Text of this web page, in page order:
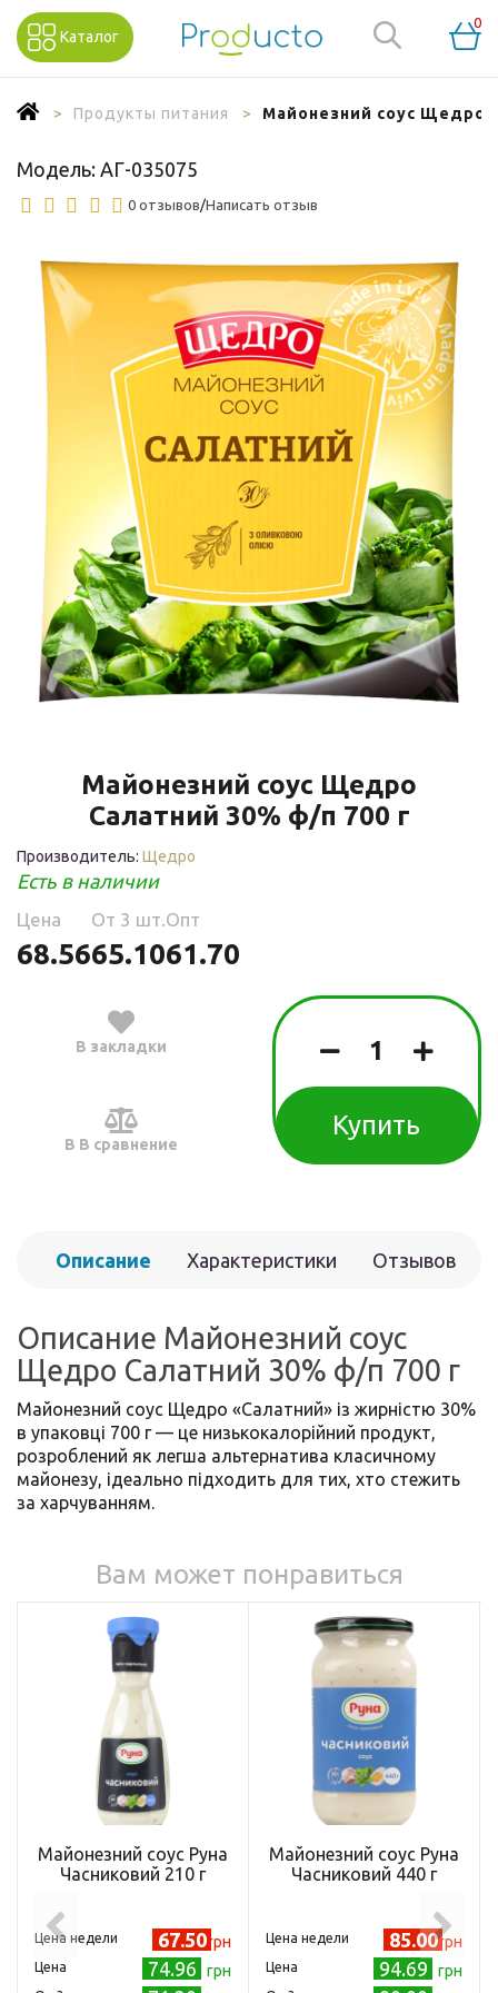
Каталог
0
Продукты питания Майонезний соус Щедро
Модель: АГ-035075
0 отзывов/Написать отзыв
Майонезний соус Щедро
Салатний 30% ф/п 700 г
Производитель: Щедро
Есть в наличии
Цена
68.56
Oт 3 шт.
65.10
Опт
61.70
В закладки
В В сравнение
Купить
Описание Характеристики Отзывов
Описание Майонезний соус
Щедро Салатний 30% ф/п 700 г
Майонезний соус Щедро «Салатний» із жирністю 30%
в упаковці 700 г — це низькокалорійний продукт,
розроблений як легша альтернатива класичному
майонезу, ідеально підходить для тих, хто стежить
за харчуванням.
Вам может понравиться
Майонезний соус Руна
Часниковий 210 г
Цена недели 67.50 грн
Цена 74.96 грн
Майонезний соус Руна
Часниковий 440 г
Цена недели 85.00грн
Цена 94.69 грн